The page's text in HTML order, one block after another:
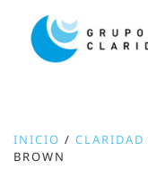
INICIO / CLARIDAD
BROWN